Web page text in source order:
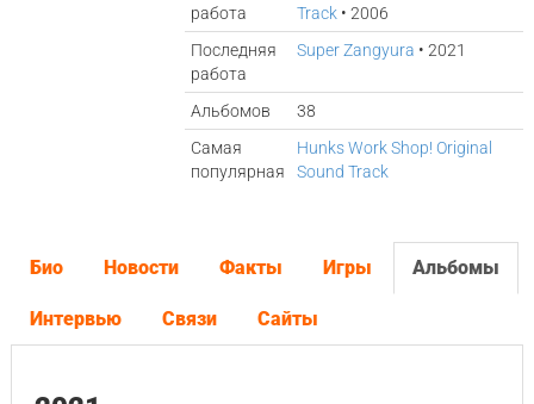
работа
Track • 2006
Последняя
работа
Super Zangyura • 2021
Альбомов
38
Самая
популярная
Hunks Work Shop! Original
Sound Track
Био Новости Факты Игры Альбомы
Интервью Связи Сайты